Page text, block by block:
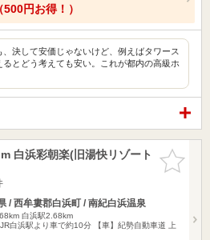
円お得！）
決して安価じゃないけど、例えばタワース
るとどう考えても安い。これが都内の高級ホ
お気に入
りに追加
白浜彩朝楽(旧湯快リゾート
/ 西牟婁郡白浜町 / 南紀白浜温泉
白浜駅2.68km
JR白浜駅より車で約10分 【車】紀勢自動車道 上